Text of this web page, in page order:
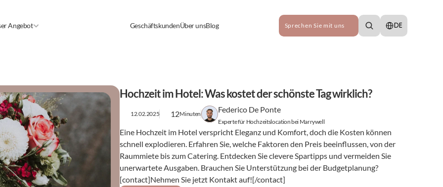
Angebot GeschäftskundenÜber unsBlog Sprechen Sie mit uns
Select Language
DE
Hochzeit im Hotel: Was kostet der schönste Tag wirklich?
12.02.2025 12Minuten Federico De Ponte
Experte für Hochzeitslocation bei Marrywell
Eine Hochzeit im Hotel verspricht Eleganz und Komfort, doch die Kosten können
schnell explodieren. Erfahren Sie, welche Faktoren den Preis beeinflussen, von der
Raummiete bis zum Catering. Entdecken Sie clevere Spartipps und vermeiden Sie
unerwartete Ausgaben. Brauchen Sie Unterstützung bei der Budgetplanung?
[contact]Nehmen Sie jetzt Kontakt auf![/contact]